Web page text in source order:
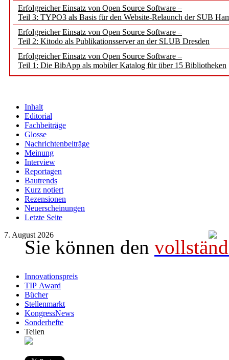
Erfolgreicher Einsatz von Open Source Software –
Teil 3: TYPO3 als Basis für den Website-Relaunch der SUB
Erfolgreicher Einsatz von Open Source Software –
Teil 2: Kitodo als Publikationsserver an der SLUB Dresden
Erfolgreicher Einsatz von Open Source Software –
Teil 1: Die BibApp als mobiler Katalog für über 15 Bibliotheken
Inhalt
Editorial
Fachbeiträge
Glosse
Nachrichtenbeiträge
Meinung
Interview
Reportagen
Bautrends
Kurz notiert
Rezensionen
Neuerscheinungen
Letzte Seite
7. August 2026
Innovationspreis
TIP Award
Bücher
Stellenmarkt
KongressNews
Sonderhefte
Teilen
Sie können den